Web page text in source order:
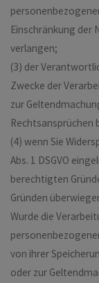
Einschränkung der
verlangen;
(3) der
Zwecke der
zur
Rechtsansprüchen
(4) wenn Sie
Abs. 1 DSGVO
berechtigten
Gründen
Wurde die
von ihrer
oder zur